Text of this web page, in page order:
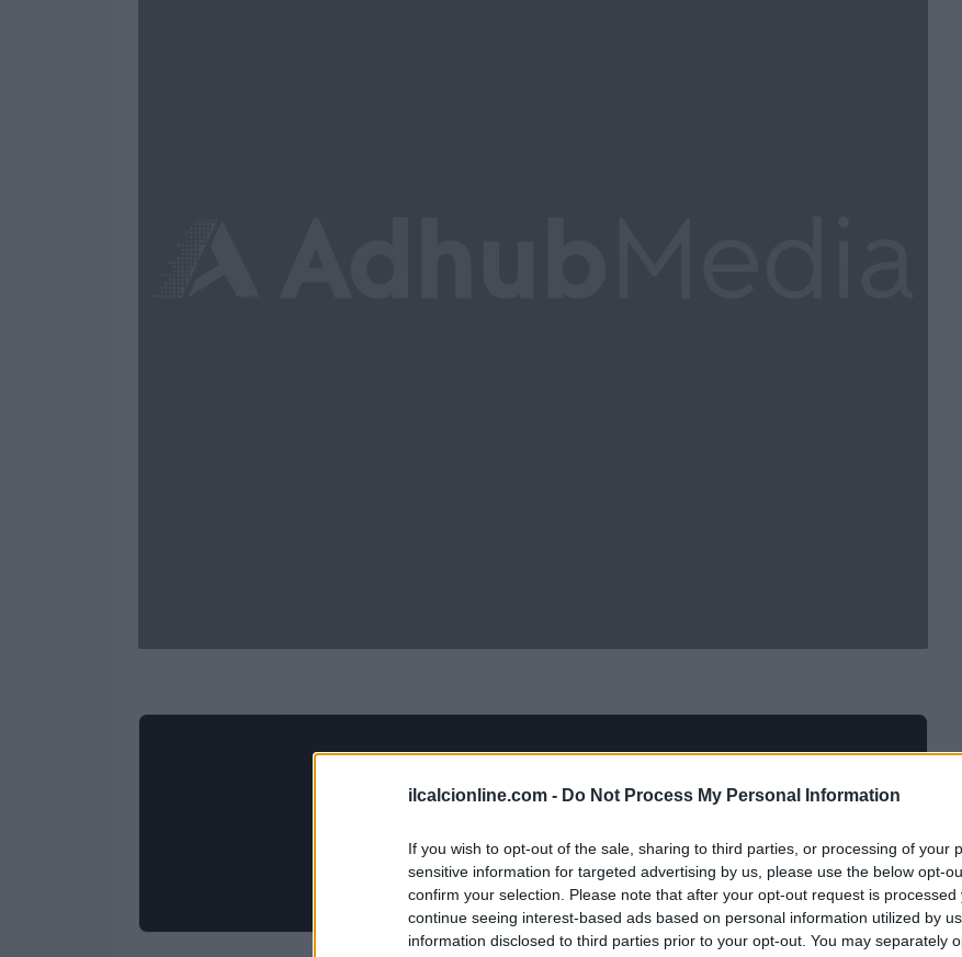
ilcalcionline.com - Do Not Process My Personal Information
If you wish to opt-out of the sale, sharing to third parties, or processing of your
sensitive information for targeted advertising by us, please use the below opt-
confirm your selection. Please note that after your opt-out request is processed
continue seeing interest-based ads based on personal information utilized by
information disclosed to third parties prior to your opt-out. You may separately